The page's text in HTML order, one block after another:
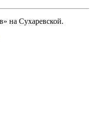
на Сухаревской.